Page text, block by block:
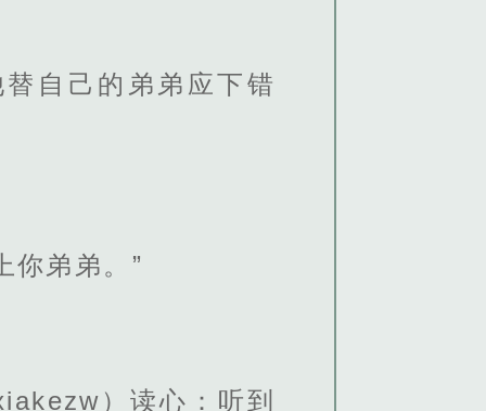
自己的弟弟应下错
你弟弟。”
）读心：听到